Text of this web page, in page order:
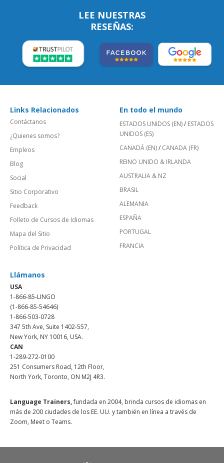
LEE NUESTRAS
RESEÑAS:
Links Relacionados
Contáctanos
¿Quienes somos?
Empleos
Blog
Social
Sitio Corporativo
Feedback
Folleto de Cursos de Idiomas
Mapa del Sitio
Política de Privacidad
En todo el mundo
ESTADOS UNIDOS (EN)/ ESTADOS
UNIDOS (ES)
CANADÁ (EN)/ CANADA (FR)
REINO UNIDO & IRLANDA
AUSTRALIA & NZ
BRASIL
ALEMANIA
ESPAÑA
PORTUGAL
FRANCIA
Llámanos
USA
1-866-85-LINGO
(1-866-85-54646)
1-866-503-0728
347 5th Ave, Suite 1402-557,
New York, NY 10016, USA.
CAN
1-289-272-0100
251 Consumers Road, 12th Floor,
North York, Toronto, ON M2J 4R3.
Language Trainers,fundada en 2004, brinda cursos de idiomas en
más de 200 ciudades de los EE. UU. y también en línea a través de
Zoom, Meet o Teams.